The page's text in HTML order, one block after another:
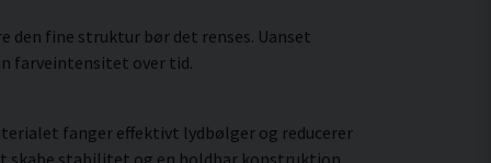
den fine struktur bør det renses. Uanset
farveintensitet over tid.
fanger effektivt lydbølger og reducerer
skabe stabilitet og en holdbar konstruktion.